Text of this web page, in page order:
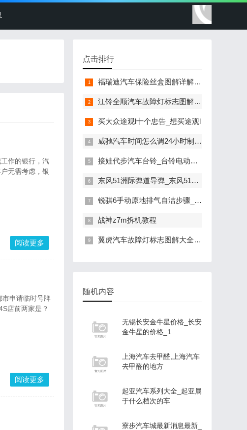
作的银行，汽
无需考虑，银
阅读更多
申请临时号牌
店前两家是？
阅读更多
点击排行
福瑞迪汽车保险丝盒图解详解_福瑞迪汽车保险丝盒图解详解视频
江铃全顺汽车故障灯标志图解_江铃全顺汽车故障灯标志图解大全
买大众途观l十个忠告_想买途观l
威驰汽车时间怎么调24小时制的_威驰汽车时间怎么调24小时制
接娃代步汽车台铃_台铃电动代步车
东风51洲际弹道导弹_东风51洲际弹道导弹最新消息
锐骐6手动原地排气自洁步骤_东风锐骐6需要启动原地排气自洁
战神z7m拆机教程
翼虎汽车故障灯标志图解大全_翼虎故障灯图解大全大图
随机内容
无锡长安金牛星价格_长安
金牛星的价格_1
上海汽车去甲醛,上海汽车
去甲醛的地方
起亚汽车系列大全_起亚属
于什么档次的车
寮步汽车城最新消息最新_